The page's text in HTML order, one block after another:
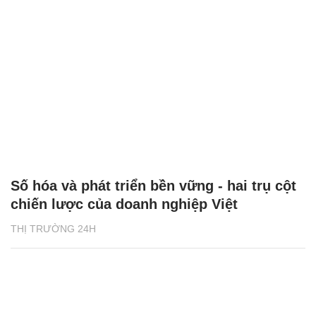
THỊ TRƯỜNG 24H
Số hóa và phát triển bền vững - hai trụ cột
chiến lược của doanh nghiệp Việt